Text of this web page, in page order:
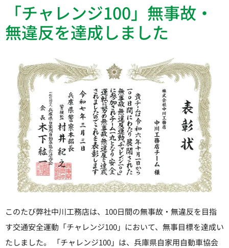
「チャレンジ100」無事故・
無違反を達成しました
このたび弊社中川工務店は、100日間の無事故・無違反を目指
す交通安全運動「チャレンジ100」において、無事目標を達成い
たしました。 「チャレンジ100」は、兵庫県自家用自動車協会